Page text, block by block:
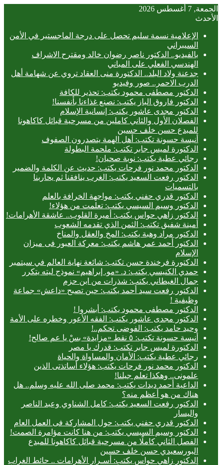
الجمعة, 7 أغسطس 2026
الأحدث
الإعلامية نسمة سليم تحصل على درجة الماجستير في الأمن
السيبراني
بالفيديو.. ‎الدكتور ناصر رضوان خالد ومقترح الاشراف
الهندسي الفعلي على المباني
جدعنة ولاد البلد.. الدكتورة منى العقاد تروي عن شهامة أهل
الدرب الاحمر.. صور وفيديو
الدكتور مصطفى محمود يكتب: تحذير للكافة
الدكتور فاروق الباز يكتب: نصنع غذاءنا بأنفسنا!
الدكتور مجدى عاشور يكتب: إنسانية الإسلام
الفصلان الأول والثاني كاملين من مسرحية قبائل كاكاهونا
للمبدع حسن خلف حسين
أنيسة حسونة تكتب: أهل الهمة يتصدرون الصفوف
الدكتورة لميس جابر تكتب: ملحمة البطولة
رجائي عطية يكتب: نوبة صحيان!
الدكتور محمد نور فرحات يكتب: حديث عن الكلمة والضمير
الدكتور رفعت السعيد يكتب: الغرب ينافقنا ثم يحاربنا
بالتسميات
الدكتور قدري حفني يكتب: مواجهة الخرافة بالعلم
الدكتور وسيم السيسي يكتب: تعلمت من هؤلاء!
الدكتور زاهي حواس يكتب: أميرة القلوب.. عاشقة الأهرامات!
أمينة شفيق تكتب: الثمن الذي تقدمه الشعوب
الدكتور مراد وهبة يكتب: المخ والعقل والمناخ
الدكتور أحمد عمر هاشم يكتب: معركة العبور فى ميزان
الإسلام
الدكتورة فرخندة حسن تكتب: شائعة نهاية العالم في سبتمبر
حمدي الكنيسي يكتب: د. «مو. إبراهيم» نموذج ليته يتكرر
جمال الغيطاني يكتب: شذرات من ابن حزم
الدكتور رفعت سيد أحمد يكتب: حين تصبح «داعش» جماعة
وظيفية !
الدكتور مصطفى محمود يكتب: أبشروا !
الدكتور مجدى عاشور يكتب: الفقه الأعور وخطره على الأمة
وحيد حامد يكتب: الفوضى تحكم..!
أنيسة حسونة تكتب: ٥ نقط «مزايدة» بسْ يا عم صالح!
الدكتورة لميس جابر تكتب: قدرك يا مصر
رجائي عطية يكتب: الأمان والمساواة والحياة
الدكتور محمد نور فرحات يكتب: هؤلاء أساتذتى الذين
علمونى.. وهكذا تعلم جيلنا!
الداعية أحمد ديدات يكتب: محمد صلى الله عليه وسلم.. هل
هناك من هو أعظم منه؟
الدكتور رفعت السعيد يكتب: كامل الشناوي وعبد الناصر
واليسار
الدكتور قدري حفني يكتب: حول المشاركة فى العمل العام
الدكتور وسيم السيسي يكتب: من هنا كانت مؤامرة الصمت!
الفصل الثاني كاملًا من مسرحية قبائل كاكاهونا للمبدع
البورسعيدي حسن خلف حسين
الدكتور زاهي حواس يكتب: أسـرار الأهرامات .. حائط الغراب